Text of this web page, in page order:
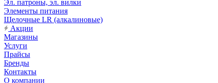
Эл. патроны, эл. вилки
Элементы питания
Щелочные LR (алкалиновые)
Акции
Магазины
Услуги
Прайсы
Бренды
Контакты
О компании